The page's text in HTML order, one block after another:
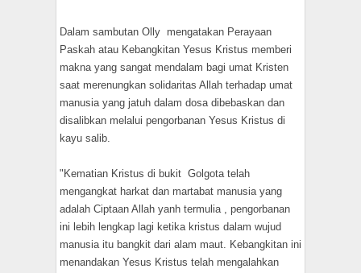
Dalam sambutan Olly mengatakan Perayaan
Paskah atau Kebangkitan Yesus Kristus memberi
makna yang sangat mendalam bagi umat Kristen
saat merenungkan solidaritas Allah terhadap umat
manusia yang jatuh dalam dosa dibebaskan dan
disalibkan melalui pengorbanan Yesus Kristus di
kayu salib.
"Kematian Kristus di bukit Golgota telah
mengangkat harkat dan martabat manusia yang
adalah Ciptaan Allah yanh termulia , pengorbanan
ini lebih lengkap lagi ketika kristus dalam wujud
manusia itu bangkit dari alam maut. Kebangkitan ini
menandakan Yesus Kristus telah mengalahkan